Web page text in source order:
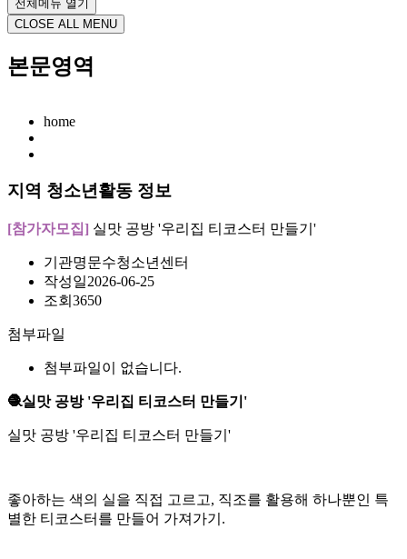
전체메뉴 열기
CLOSE ALL MENU
본문영역
home
지역 청소년활동 정보
[참가자모집] 실맛 공방 '우리집 티코스터 만들기'
기관명문수청소년센터
작성일2026-06-25
조회 3650
첨부파일
첨부파일이 없습니다.
🧶실맛 공방 '우리집 티코스터 만들기'
실맛 공방 '우리집 티코스터 만들기'
좋아하는 색의 실을 직접 고르고, 직조를 활용해 하나뿐인 특
별한 티코스터를 만들어 가져가기.